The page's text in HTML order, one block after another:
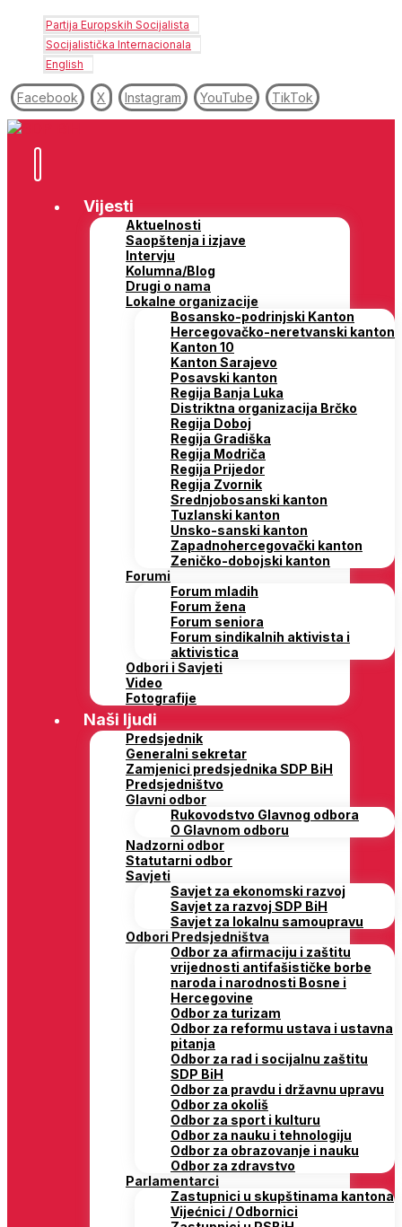
Partija Europskih Socijalista
Socijalistička Internacionala
English
Facebook X Instagram YouTube TikTok
Vijesti
Aktuelnosti
Saopštenja i izjave
Intervju
Kolumna/Blog
Drugi o nama
Lokalne organizacije
Bosansko-podrinjski Kanton
Hercegovačko-neretvanski kanton
Kanton 10
Kanton Sarajevo
Posavski kanton
Regija Banja Luka
Distriktna organizacija Brčko
Regija Doboj
Regija Gradiška
Regija Modriča
Regija Prijedor
Regija Zvornik
Srednjobosanski kanton
Tuzlanski kanton
Unsko-sanski kanton
Zapadnohercegovački kanton
Zeničko-dobojski kanton
Forumi
Forum mladih
Forum žena
Forum seniora
Forum sindikalnih aktivista i
aktivistica
Odbori i Savjeti
Video
Fotografije
Naši ljudi
Predsjednik
Generalni sekretar
Zamjenici predsjednika SDP BiH
Predsjedništvo
Glavni odbor
Rukovodstvo Glavnog odbora
O Glavnom odboru
Nadzorni odbor
Statutarni odbor
Savjeti
Savjet za ekonomski razvoj
Savjet za razvoj SDP BiH
Savjet za lokalnu samoupravu
Odbori Predsjedništva
Odbor za afirmaciju i zaštitu
vrijednosti antifašističke borbe
naroda i narodnosti Bosne i
Hercegovine
Odbor za turizam
Odbor za reformu ustava i ustavna
pitanja
Odbor za rad i socijalnu zaštitu
SDP BiH
Odbor za pravdu i državnu upravu
Odbor za okoliš
Odbor za sport i kulturu
Odbor za nauku i tehnologiju
Odbor za obrazovanje i nauku
Odbor za zdravstvo
Parlamentarci
Zastupnici u skupštinama kantona
Vijećnici / Odbornici